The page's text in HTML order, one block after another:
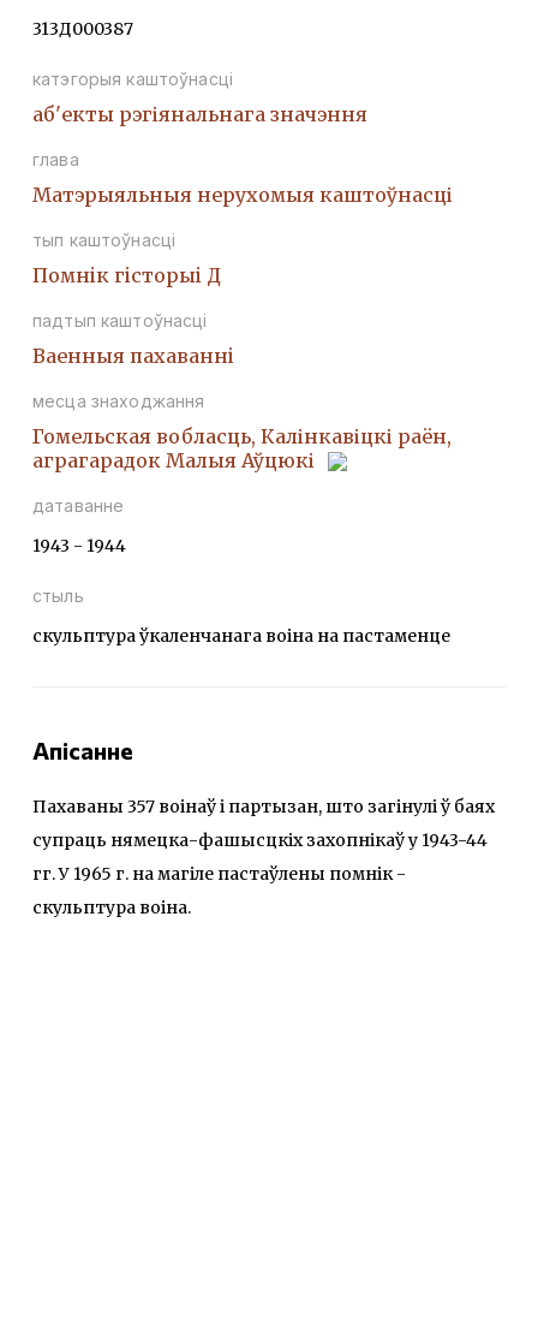
313Д000387
катэгорыя каштоўнасці
аб'екты рэгіянальнага значэння
глава
Матэрыяльныя нерухомыя каштоўнасці
тып каштоўнасці
Помнiк гiсторыi Д
падтып каштоўнасці
Ваенныя пахаваннi
месца знаходжання
Гомельская вобласць, Калінкавіцкі раён,
аграгарадок Малыя Аўцюкі
датаванне
1943 - 1944
стыль
скульптура ўкаленчанага воіна на пастаменце
Апісанне
Пахаваны 357 воінаў і партызан, што загінулі ў баях
супраць нямецка-фашысцкіх захопнікаў у 1943-44
гг. У 1965 г. на магіле пастаўлены помнік -
скульптура воіна.